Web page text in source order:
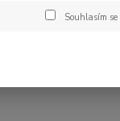
Souhlasím se